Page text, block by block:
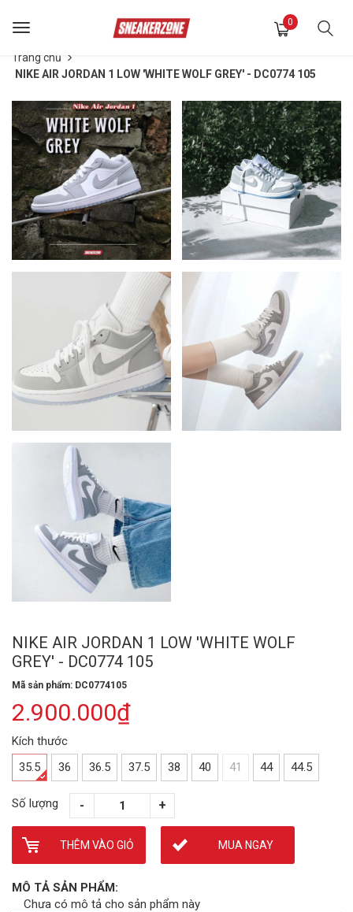
Toggle
0
Trang chủ
NIKE AIR JORDAN 1 LOW 'WHITE WOLF GREY' - DC0774 105
NIKE AIR JORDAN 1 LOW 'WHITE WOLF
GREY' - DC0774 105
Mã sản phẩm: DC0774105
2.900.000₫
Kích thước
35.5
36 36.5 37.5 38 40 41 44 44.5
Số lượng
THÊM VÀO GIỎ MUA NGAY
MÔ TẢ SẢN PHẨM:
Chưa có mô tả cho sản phẩm này